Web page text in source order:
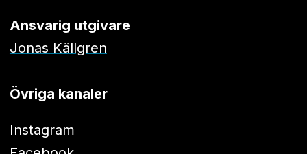
Ansvarig utgivare
Jonas Källgren
Övriga kanaler
Instagram